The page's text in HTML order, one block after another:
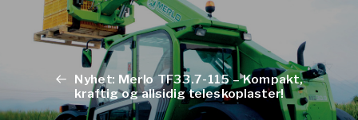
Nyhet: Merlo TF33.7-115 – Kompakt,
kraftig og allsidig teleskoplaster!